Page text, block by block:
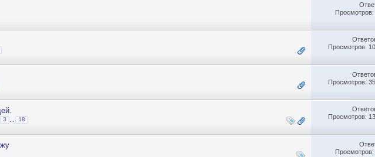
Просмотров:
Просмотров:
Просмотров:
3 18
Просмотров:
Просмотров: